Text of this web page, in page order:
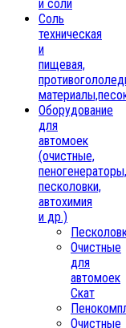
и соли
Соль
техническая
и
пищевая,
Oборудование
для
автомоек
(очистные,
пеногенераторы,
песколовки,
автохимия
и др.)
Очистные
для
автомоек
Скат
Очистные